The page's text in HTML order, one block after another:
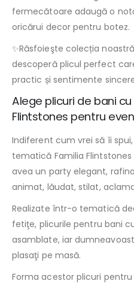
fermecătoare adaugă o
oricărui decor pentru botez.
✨Răsfoieşte colecția
descoperă plicul perfect
practic și sentimente
Alege plicuri de bani
Flintstones pentru
Indiferent cum vrei să îi
tematică Familia
avea un party elegant,
animat, lăudat, stilat,
Realizate într-o tematică
fetiţe, plicurile pentru bani
asamblate, iar
plasaţi pe masă.
Forma acestor plicuri